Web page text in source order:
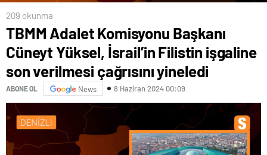
209 okunma
TBMM Adalet Komisyonu Başkanı
Cüneyt Yüksel, İsrail’in Filistin işgaline
son verilmesi çağrısını yineledi
ABONE OL News 8 Haziran 2024 00:09